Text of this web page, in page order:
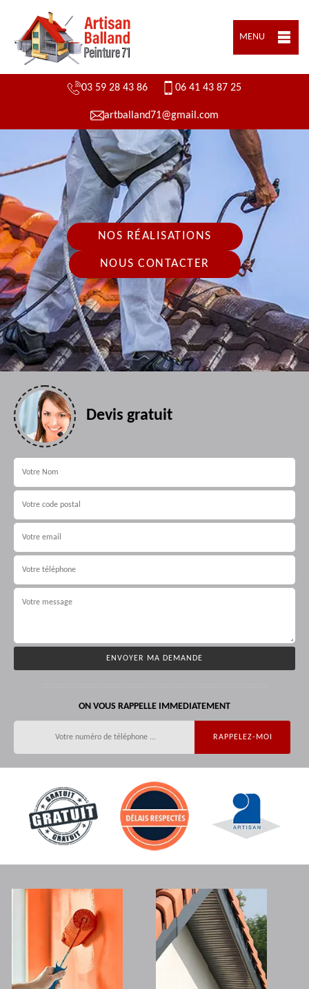
MENU
03 59 28 43 86 06 41 43 87 25
artballand71@gmail.com
NOS RÉALISATIONS
NOUS CONTACTER
Devis gratuit
ON VOUS RAPPELLE IMMEDIATEMENT